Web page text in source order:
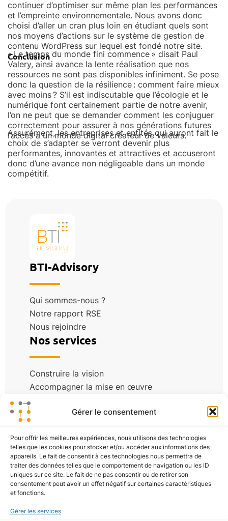
Gérer le consentement
Pour offrir les meilleures expériences, nous utilisons des technologies
telles que les cookies pour stocker et/ou accéder aux informations des
appareils. Le fait de consentir à ces technologies nous permettra de
traiter des données telles que le comportement de navigation ou les ID
uniques sur ce site. Le fait de ne pas consentir ou de retirer son
consentement peut avoir un effet négatif sur certaines caractéristiques
et fonctions.
Gérer les services
continuer d’optimiser sur même plan les performances
et l’empreinte environnementale. Nous avons donc
choisi d’aller un cran plus loin en étudiant quels sont
nos moyens d’actions sur le système de gestion de
contenu WordPress sur lequel est fondé notre site.
Conclusion
« Le temps du monde fini commence » disait Paul
Valery, ainsi avance la lente réalisation que nos
ressources ne sont pas disponibles infiniment. Se pose
donc la question de la résilience : comment faire mieux
avec moins ? S’il est indiscutable que l’écologie et le
numérique font certainement partie de notre avenir,
l’on ne peut que se demander comment les conjuguer
correctement pour assurer à nos générations futures
l’accès à un monde digital créateur de valeurs.
Assurément, les entreprises et entités qui auront fait le
choix de s’adapter se verront devenir plus
performantes, innovantes et attractives et accuseront
donc d’une avance non négligeable dans un monde
compétitif.
BTI-Advisory
Qui sommes-nous ?
Notre rapport RSE
Nous rejoindre
Nos services
Construire la vision
Accompagner la mise en œuvre
Nos centres d’excellence
Blog
Études de cas
Actualité
Tous nos articles
Contact